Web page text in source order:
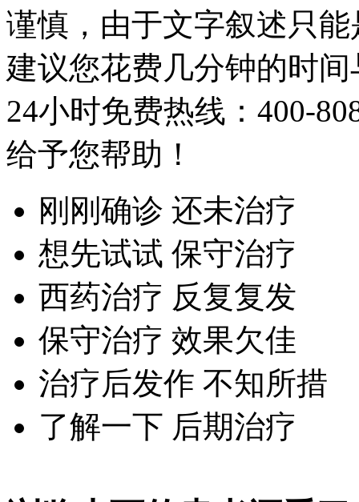
谨慎，由于文字叙述只
建议您花费几分钟的时
24小时免费热线： 400-
给予您帮助！
刚刚确诊 还未治疗
想先试试 保守治疗
西药治疗 反复复发
保守治疗 效果欠佳
治疗后发作 不知所措
了解一下 后期治疗